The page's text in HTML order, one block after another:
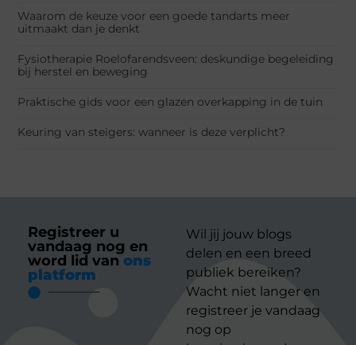
Waarom de keuze voor een goede tandarts meer
uitmaakt dan je denkt
Fysiotherapie Roelofarendsveen: deskundige begeleiding
bij herstel en beweging
Praktische gids voor een glazen overkapping in de tuin
Keuring van steigers: wanneer is deze verplicht?
Registreer u
vandaag nog en
word lid van ons
platform
Wil jij jouw blogs
delen en een breed
publiek bereiken?
Wacht niet langer en
registreer je vandaag
nog op